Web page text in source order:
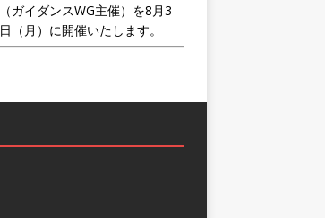
（ガイダンスWG主催）を8月3
日（月）に開催いたします。